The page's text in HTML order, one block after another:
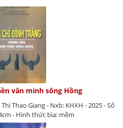
văn minh sông Hồng
Thao Giang - Nxb: KHXH - 2025 - Số
- Hình thức bìa: mềm